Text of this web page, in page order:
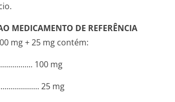
MEDICAMENTO DE REFERÊNCIA
mg + 25 mg contém:
100 mg
25 mg